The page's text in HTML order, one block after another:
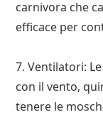
carnivora che
efficace per
7. Ventilatori:
con il vento,
tenere le